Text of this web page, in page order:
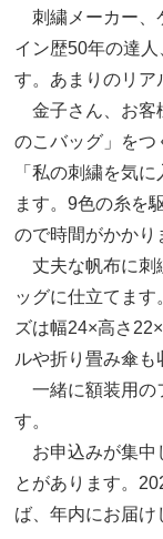
刺繍メーカー、
イン歴50年の達
す。あまりのリア
金子さん、お客
のこバッグ」をつ
「私の刺繍を気
ます。9色の糸を
ので時間がかかり
丈夫な帆布に刺
ッグに仕立てま
ズは幅24×高さ
ルや折り畳み傘も
一緒に額装用の
す。
お申込みが集中
とがあります。
ば、年内にお届け